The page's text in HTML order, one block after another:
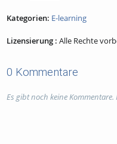
Kategorien: E-learning
Lizensierung : Alle Rechte
0 Kommentare
Es gibt noch keine